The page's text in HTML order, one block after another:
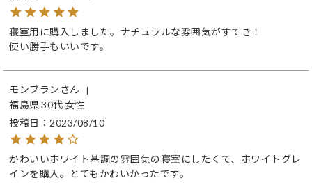
寝室用に購入しました。ナチュラルな雰囲気がすてき！
使い勝手もいいです。
モンブラン
福島県30代 女性
投稿日
2023/08/10
かわいいホワイト基調の雰囲気の寝室にしたくて、ホワイトグレ
インを購入。とてもかわいかったです。